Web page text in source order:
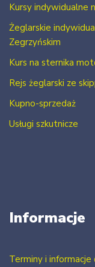
Kursy indywidualne
Żeglarskie
Zegrzyńskim
Kurs na sternika
Rejs żeglarski ze
Kupno-sprzedaż
Usługi szkutnicze
Informacje
Terminy i informacje